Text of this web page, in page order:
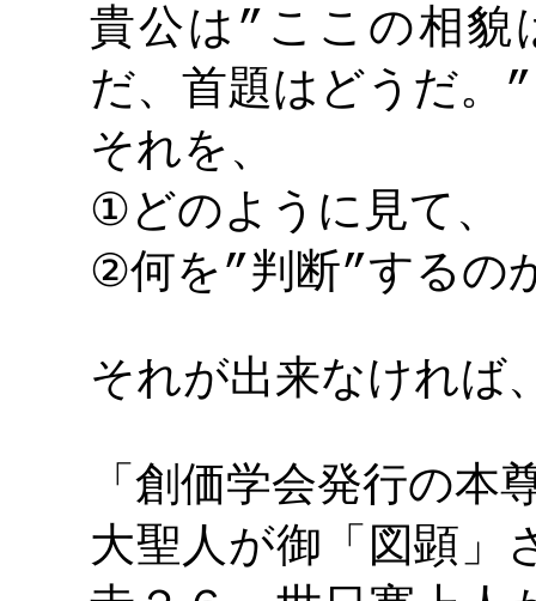
貴公は ” ここの相貌
だ、首題はどうだ。 ”
それを、
①どのように見て、
②何を”判断”するの
それが出来なければ
「創価学会発行の本
大聖人が御「図顕」